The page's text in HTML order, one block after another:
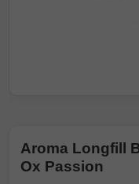
Aroma Longfill
Ox Passion